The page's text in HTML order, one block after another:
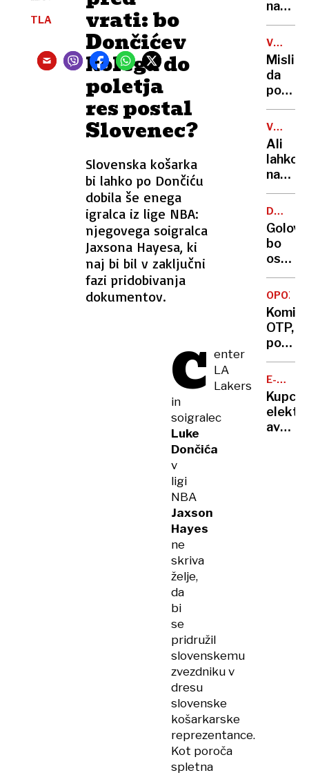
vrati: bo
Dončićev
kolega do
poletja
res postal
Slovenec?
Slovenska košarka
bi lahko po Dončiću
dobila še enega
igralca iz lige NBA:
njegovega soigralca
Jaxsona Hayesa, ki
naj bi bil v zaključni
fazi pridobivanja
dokumentov.
TLA
C enter
LA
Lakers
in
soigralec
Luke
Dončića
v
ligi
NBA
Jaxson
Hayes
ne
skriva
želje,
da
bi
se
pridružil
slovenskemu
zvezdniku v
dresu
slovenske
košarkarske
reprezentance.
Kot poroča
spletna
tanker
na
našli
truplo
24-
V
da
pivo?
5000
let
10.000
vrst
in
39
litrov
na
NEDA
Ali
lahko
na
bloka
na
žaru?
vas
zna
DELNE
ZAPORE
bo
ostal
brez
24
zaradi
bo
cesta
delno
zaprta
OTP,
pozor:
banka
kartic
E-
Kupci
avtov